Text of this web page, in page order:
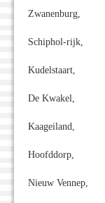
Zwanenburg,
Schiphol-rijk,
Kudelstaart,
De Kwakel,
Kaageiland,
Hoofddorp,
Nieuw Vennep,